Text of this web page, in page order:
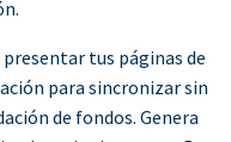
tus páginas de
para sincronizar sin
de fondos. Genera